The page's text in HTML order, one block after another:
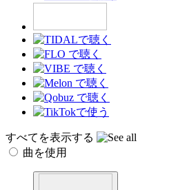
すべてを表示する
曲を使用